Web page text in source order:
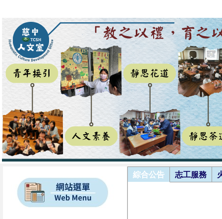
綜合公告 志工服務